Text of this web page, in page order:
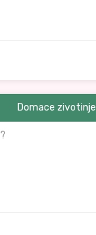
Domace zivotinje